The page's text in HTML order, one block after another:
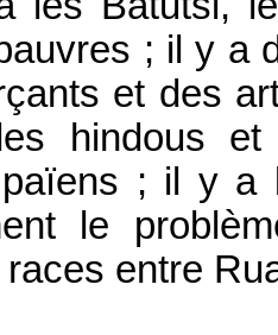
; il y a
et des
hindous
; il y a
le
entre